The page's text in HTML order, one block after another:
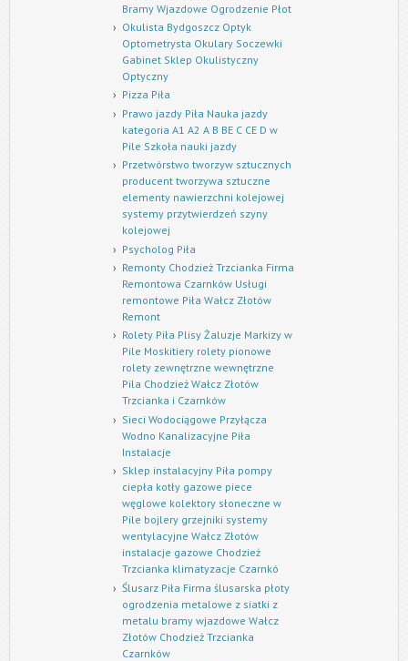
Bramy Wjazdowe Ogrodzenie Płot
Okulista Bydgoszcz Optyk
Optometrysta Okulary Soczewki
Gabinet Sklep Okulistyczny
Optyczny
Pizza Piła
Prawo jazdy Piła Nauka jazdy
kategoria A1 A2 A B BE C CE D‎ w
Pile Szkoła nauki jazdy
Przetwórstwo tworzyw sztucznych
producent tworzywa sztuczne
elementy nawierzchni kolejowej
systemy przytwierdzeń szyny
kolejowej
Psycholog Piła
Remonty Chodzież Trzcianka Firma
Remontowa Czarnków Usługi
remontowe Piła Wałcz Złotów
Remont
Rolety Piła Plisy Żaluzje Markizy w
Pile Moskitiery rolety pionowe
rolety zewnętrzne wewnętrzne
Pila Chodzież Wałcz Złotów
Trzcianka i Czarnków
Sieci Wodociągowe Przyłącza
Wodno Kanalizacyjne Piła
Instalacje
Sklep instalacyjny Piła pompy
ciepła kotły gazowe piece
węglowe kolektory słoneczne w
Pile bojlery grzejniki systemy
wentylacyjne Wałcz Złotów
instalacje gazowe Chodzież
Trzcianka klimatyzacje Czarnkó
Ślusarz Piła Firma ślusarska płoty
ogrodzenia metalowe z siatki z
metalu bramy wjazdowe Wałcz
Złotów Chodzież Trzcianka
Czarnków